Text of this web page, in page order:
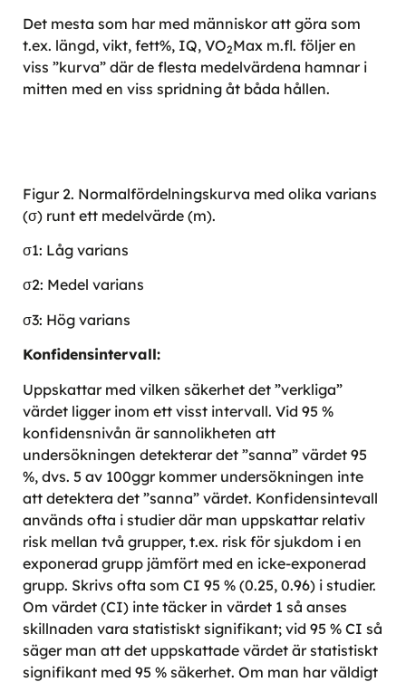
Det mesta som har med människor att göra som
t.ex. längd, vikt, fett%, IQ, VO2Max m.fl. följer en
viss ”kurva” där de flesta medelvärdena hamnar i
mitten med en viss spridning åt båda hållen.
Figur 2. Normalfördelningskurva med olika varians
(σ) runt ett medelvärde (m).
σ1: Låg varians
σ2: Medel varians
σ3: Hög varians
Konfidensintervall:
Uppskattar med vilken säkerhet det ”verkliga”
värdet ligger inom ett visst intervall. Vid 95 %
konfidensnivån är sannolikheten att
undersökningen detekterar det ”sanna” värdet 95
%, dvs. 5 av 100ggr kommer undersökningen inte
att detektera det ”sanna” värdet. Konfidensintevall
används ofta i studier där man uppskattar relativ
risk mellan två grupper, t.ex. risk för sjukdom i en
exponerad grupp jämfört med en icke-exponerad
grupp. Skrivs ofta som CI 95 % (0.25, 0.96) i studier.
Om värdet (CI) inte täcker in värdet 1 så anses
skillnaden vara statistiskt signifikant; vid 95 % CI så
säger man att det uppskattade värdet är statistiskt
signifikant med 95 % säkerhet. Om man har väldigt